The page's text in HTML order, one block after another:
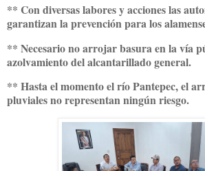
** Con diversas labores y acciones las
garantizan la prevención para los
** Necesario no arrojar basura en la vía
azolvamiento del alcantarillado general.
** Hasta el momento el río Pantepec, el
pluviales no representan ningún riesgo.